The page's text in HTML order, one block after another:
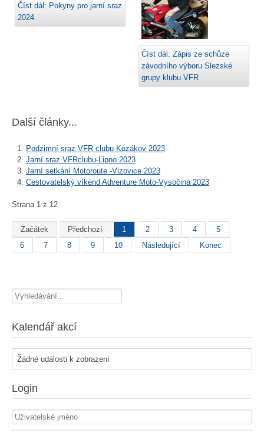
Číst dál: Pokyny pro jarní sraz
2024
Číst dál: Zápis ze schůze
závodního výboru Slezské
grupy klubu VFR
Další články...
Podzimní sraz VFR clubu-Kozákov 2023
Jarní sraz VFRclubu-Lipno 2023
Jarní setkání Motoroute -Vizovice 2023
Cestovatelský víkend Adventure Moto-Vysočina 2023
Strana 1 z 12
Začátek Předchozí 1 2 3 4
5
6
7 8 9 10 Následující Konec
Vyhledávání...
Kalendář akcí
Žádné události k zobrazení
Login